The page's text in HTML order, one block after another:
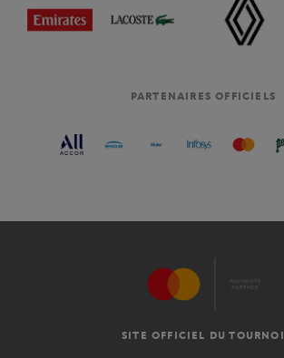
PARTENAIRES OFFICIELS
SITE OFFICIEL DU TOURNOI